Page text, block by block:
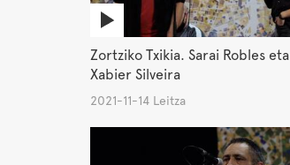
Zortziko Txikia. Sarai Robles eta
Xabier Silveira
2021-11-14 Leitza